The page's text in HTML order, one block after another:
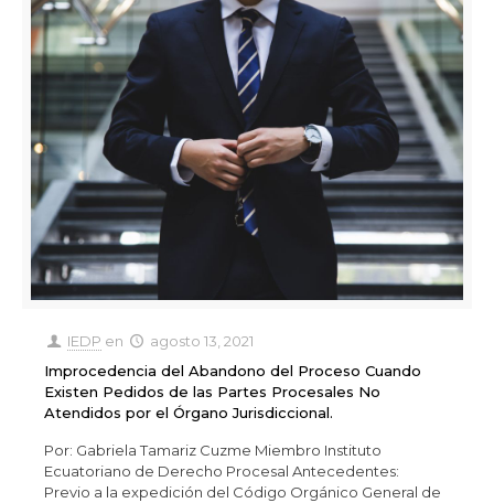
IEDP en
agosto 13, 2021
Improcedencia del Abandono del Proceso Cuando
Existen Pedidos de las Partes Procesales No
Atendidos por el Órgano Jurisdiccional.
Por: Gabriela Tamariz Cuzme Miembro Instituto
Ecuatoriano de Derecho Procesal Antecedentes:
Previo a la expedición del Código Orgánico General de